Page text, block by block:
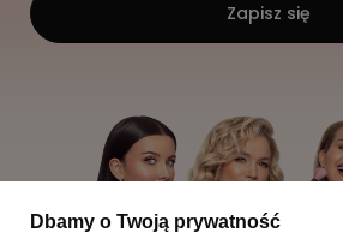
Zapisz się
Dbamy o Twoją prywatność